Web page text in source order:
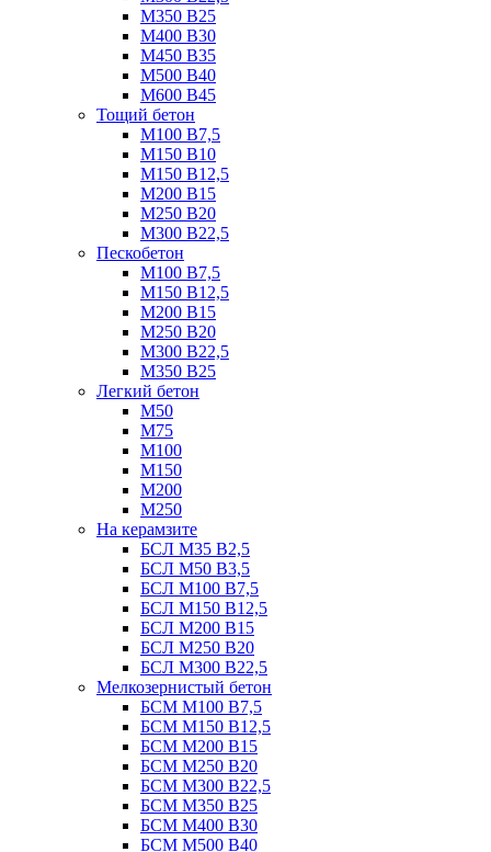
М350 B25
М400 B30
М450 B35
М500 B40
М600 B45
Тощий бетон
М100 В7,5
М150 В10
М150 В12,5
М200 В15
М250 В20
М300 В22,5
Пескобетон
М100 В7,5
М150 В12,5
М200 В15
М250 В20
М300 В22,5
М350 В25
Легкий бетон
М50
М75
М100
М150
М200
М250
На керамзите
БСЛ М35 B2,5
БСЛ М50 В3,5
БСЛ М100 В7,5
БСЛ М150 В12,5
БСЛ М200 В15
БСЛ М250 В20
БСЛ М300 В22,5
Мелкозернистый бетон
БСМ М100 B7,5
БСМ М150 B12,5
БСМ М200 B15
БСМ М250 B20
БСМ М300 B22,5
БСМ М350 B25
БСМ М400 B30
БСМ М500 B40